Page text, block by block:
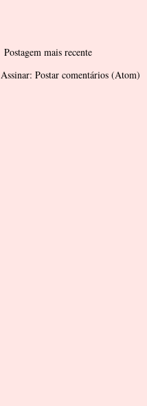
Postagem mais recente
Assinar: Postar comentários (Atom)